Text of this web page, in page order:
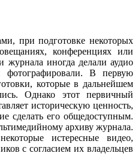
при подготовке некоторых
конференциях или
журнала иногда делали аудио
В первую
которые в дальнейшем
Однако этот первичный
историческую ценность,
сделать его общедоступным.
архиву журнала.
истересные видео,
с согласием их владельцев